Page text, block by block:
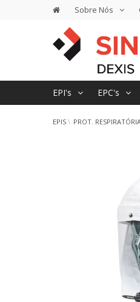
Sobre Nós
EPI's EPC's
EPIS PROT.